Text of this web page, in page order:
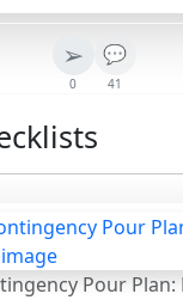
➢
0
💬
41
Pour Plan: